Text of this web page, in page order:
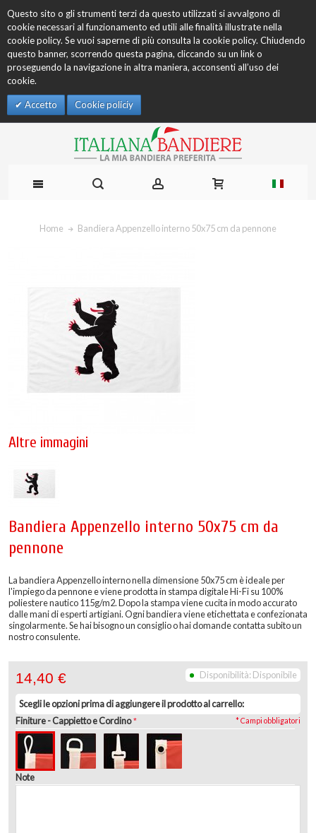
Questo sito o gli strumenti terzi da questo utilizzati si avvalgono di
cookie necessari al funzionamento ed utili alle finalità illustrate nella
cookie policy. Se vuoi saperne di più consulta la cookie policy. Chiudendo
questo banner, scorrendo questa pagina, cliccando su un link o
proseguendo la navigazione in altra maniera, acconsenti all’uso dei
cookie.
Accetto Cookie policiy
Home Bandiera Appenzello interno 50x75 cm da pennone
Altre immagini
Bandiera Appenzello interno 50x75 cm da
pennone
La bandiera Appenzello interno nella dimensione 50x75 cm è ideale per
l'impiego da pennone e viene prodotta in stampa digitale Hi-Fi su 100%
poliestere nautico 115g/m2. Dopo la stampa viene cucita in modo accurato
dalle mani di esperti artigiani. Ogni bandiera viene etichettata e confezionata
singolarmente. Se hai bisogno un consiglio o hai domande contatta subito un
nostro consulente.
Disponibilità: Disponibile
14,40 €
Scegli le opzioni prima di aggiungere il prodotto al carrello:
Finiture- Cappietto e Cordino
Note
* Campi obbligatori